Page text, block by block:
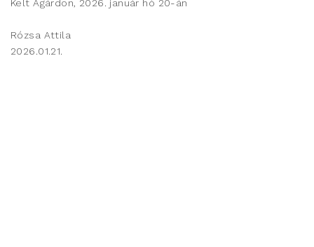
Kelt Agárdon, 2026. január hó 20-án
Rózsa Attila
2026.01.21.